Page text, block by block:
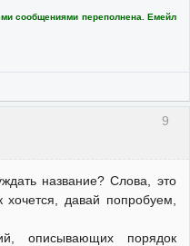
сообщениями переполнена. Емейл
9
название? Слова, это
давай попробуем,
описывающих порядок